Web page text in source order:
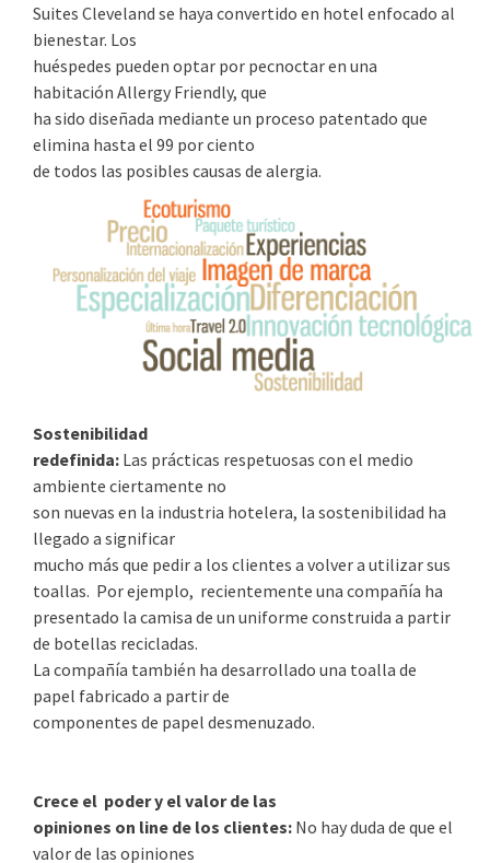
Suites Cleveland se haya convertido en hotel enfocado al
bienestar. Los
huéspedes pueden optar por pecnoctar en una
habitación Allergy Friendly, que
ha sido diseñada mediante un proceso patentado que
elimina hasta el 99 por ciento
de todos las posibles causas de alergia.
Sostenibilidad
redefinida: Las prácticas respetuosas con el medio
ambiente ciertamente no
son nuevas en la industria hotelera, la sostenibilidad ha
llegado a significar
mucho más que pedir a los clientes a volver a utilizar sus
toallas. Por ejemplo, recientemente una compañía ha
presentado la camisa de un uniforme construida a partir
de botellas recicladas.
La compañía también ha desarrollado una toalla de
papel fabricado a partir de
componentes de papel desmenuzado.
Crece el poder y el valor de las
opiniones on line de los clientes: No hay duda de que el
valor de las opiniones